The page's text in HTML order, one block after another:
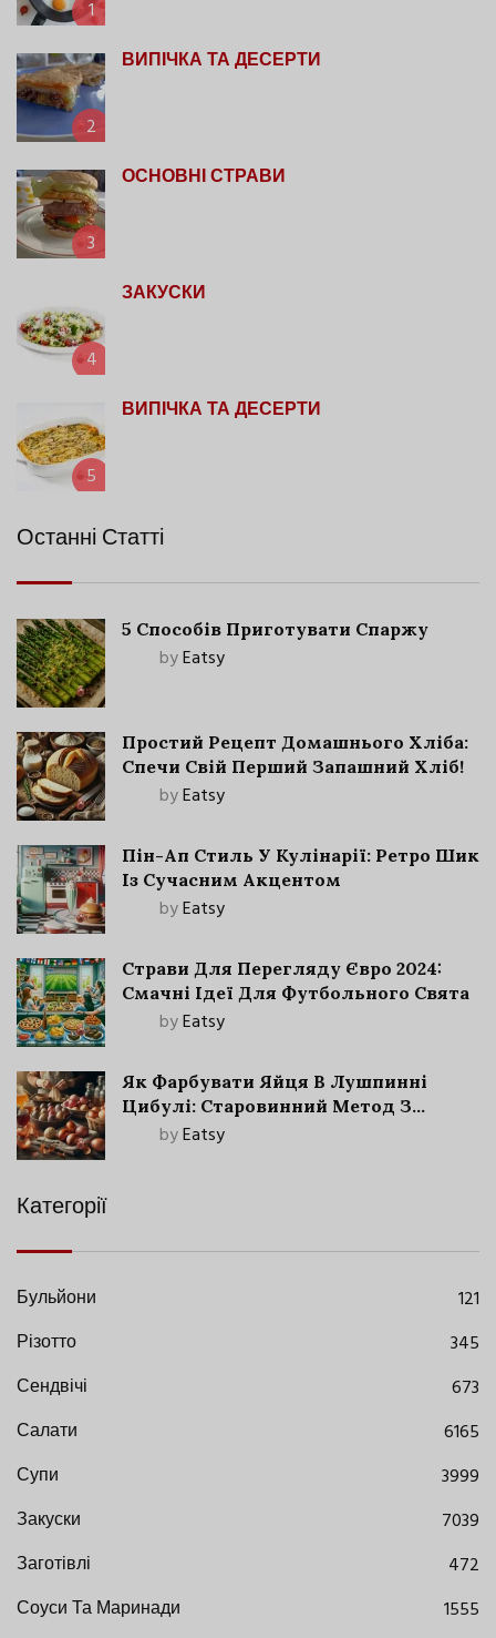
1
2
ВИПІЧКА ТА ДЕСЕРТИ
3
ОСНОВНІ СТРАВИ
4
ЗАКУСКИ
5
ВИПІЧКА ТА ДЕСЕРТИ
Останні Статті
5 Способів Приготувати Спаржу
byEatsy
Простий Рецепт Домашнього Хліба:
Спечи Свій Перший Запашний Хліб!
byEatsy
Пін-Ап Стиль У Кулінарії: Ретро Шик
Із Сучасним Акцентом
byEatsy
Страви Для Перегляду Євро 2024:
Смачні Ідеї Для Футбольного Свята
byEatsy
Як Фарбувати Яйця В Лушпинні
Цибулі: Старовинний Метод З
Сучасними Нюансами
byEatsy
Категорії
Бульйони
121
Різотто
345
Сендвічі
673
Салати
6165
Супи
3999
Закуски
7039
Заготівлі
472
Соуси Та Маринади
1555